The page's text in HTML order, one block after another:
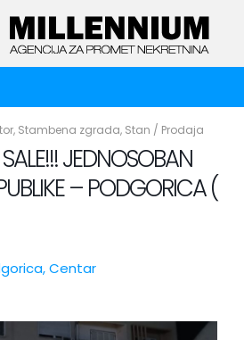
, Stambena zgrada, Stan / Prodaja
JEDNOSOBAN
– PODGORICA (
,Centar